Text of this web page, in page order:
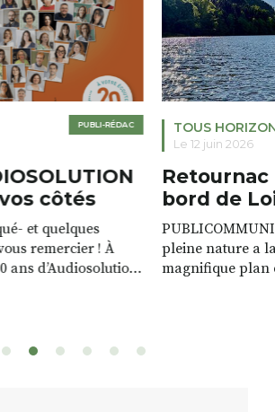
PUBLI-RÉDAC
côtés
et quelques
remercier ! À
ans d’Audiosolution,
auprès
TOUS
Le 12 juin 2026
Retournac
bord de
pleine nature a
magnifique plan